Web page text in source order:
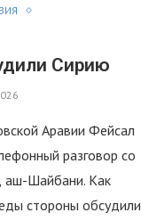
Сирию
Аравии Фейсал
разговор со
аш-Шайбани. Как
стороны обсудили